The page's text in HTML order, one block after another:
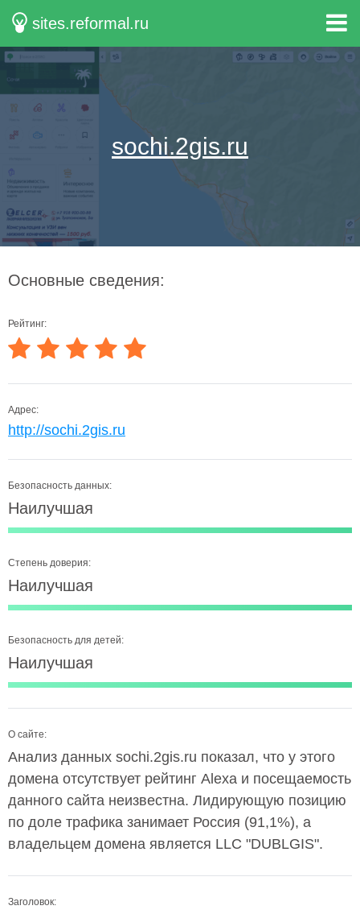
sites.reformal.ru
sochi.2gis.ru
Основные сведения:
Рейтинг:
Адрес:
http://sochi.2gis.ru
Безопасность данных:
Наилучшая
Степень доверия:
Наилучшая
Безопасность для детей:
Наилучшая
О сайте:
Анализ данных sochi.2gis.ru показал, что у этого
домена отсутствует рейтинг Alexa и посещаемость
данного сайта неизвестна. Лидирующую позицию
по доле трафика занимает Россия (91,1%), а
владельцем домена является LLC "DUBLGIS".
Заголовок: